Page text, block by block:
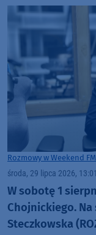
Rozmowy w Weekend FM
środa, 29 lipca 2026, 13:01
W sobotę 1
Chojnickiego.
Steczkowska